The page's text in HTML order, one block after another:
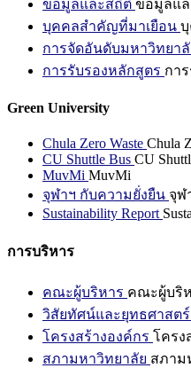
ข้อมูลและสถิติ ข้อมูลแ
บุคคลสำคัญที่มาเยือน
การจัดอันดับมหาวิทยาลั
การรับรองหลักสูตร กา
Green University
Chula Zero Waste Chula
CU Shuttle Bus CU
MuvMi MuvMi
จุฬาฯ กับความยั่งยืน จุฬ
Sustainability Report
การบริหาร
คณะผู้บริหาร คณะผู้บริ
วิสัยทัศน์และยุทธศาสตร์
โครงสร้างองค์กร โครง
สภามหาวิทยาลัย สภาม